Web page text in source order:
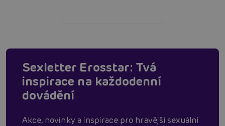
Sexletter Erosstar: Tvá
inspirace na každodenní
dovádění
Akce, novinky a inspirace pro hravější sexuální